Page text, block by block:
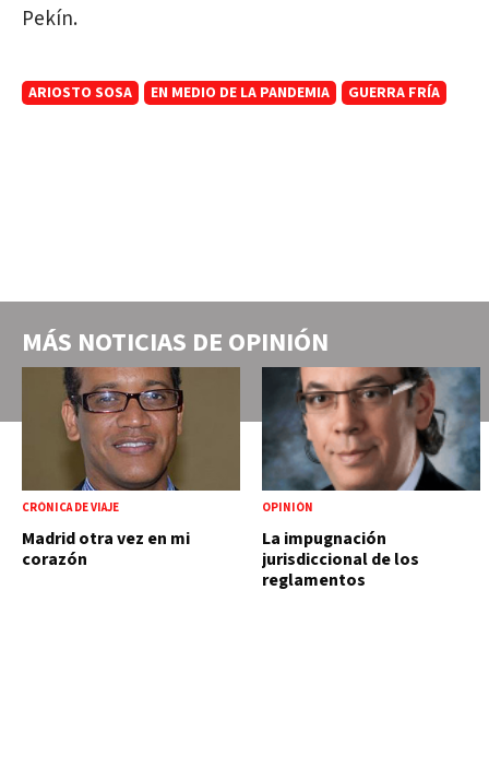
Pekín.
ARIOSTO SOSA EN MEDIO DE LA PANDEMIA GUERRA FRÍA
MÁS NOTICIAS DE OPINIÓN
CRÓNICA DE VIAJE
Madrid otra vez en mi
corazón
OPINIÓN
La impugnación
jurisdiccional de los
reglamentos